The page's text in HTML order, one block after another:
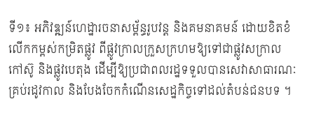
ទី១៖ អភិវឌ្ឍន៍ហេដ្ឋារចនាសម្ព័ន្ធរូបវន្ត និងគមនាគមន៍ ដោយខិតខំ
លើកកម្ពស់កម្រិតផ្លូវ ពីផ្លូវក្រាលក្រួសក្រហមឱ្យទៅជាផ្លូវសក្រាល
កៅស៊ូ និងផ្លូវបេតុង ដើម្បីឱ្យប្រជាពលរដ្ឋទទួលបានសេវាសាធារណៈ
គ្រប់រដូវកាល និងបែងចែកកំណើនសេដ្ឋកិច្ចទៅដល់តំបន់ជនបទ ។